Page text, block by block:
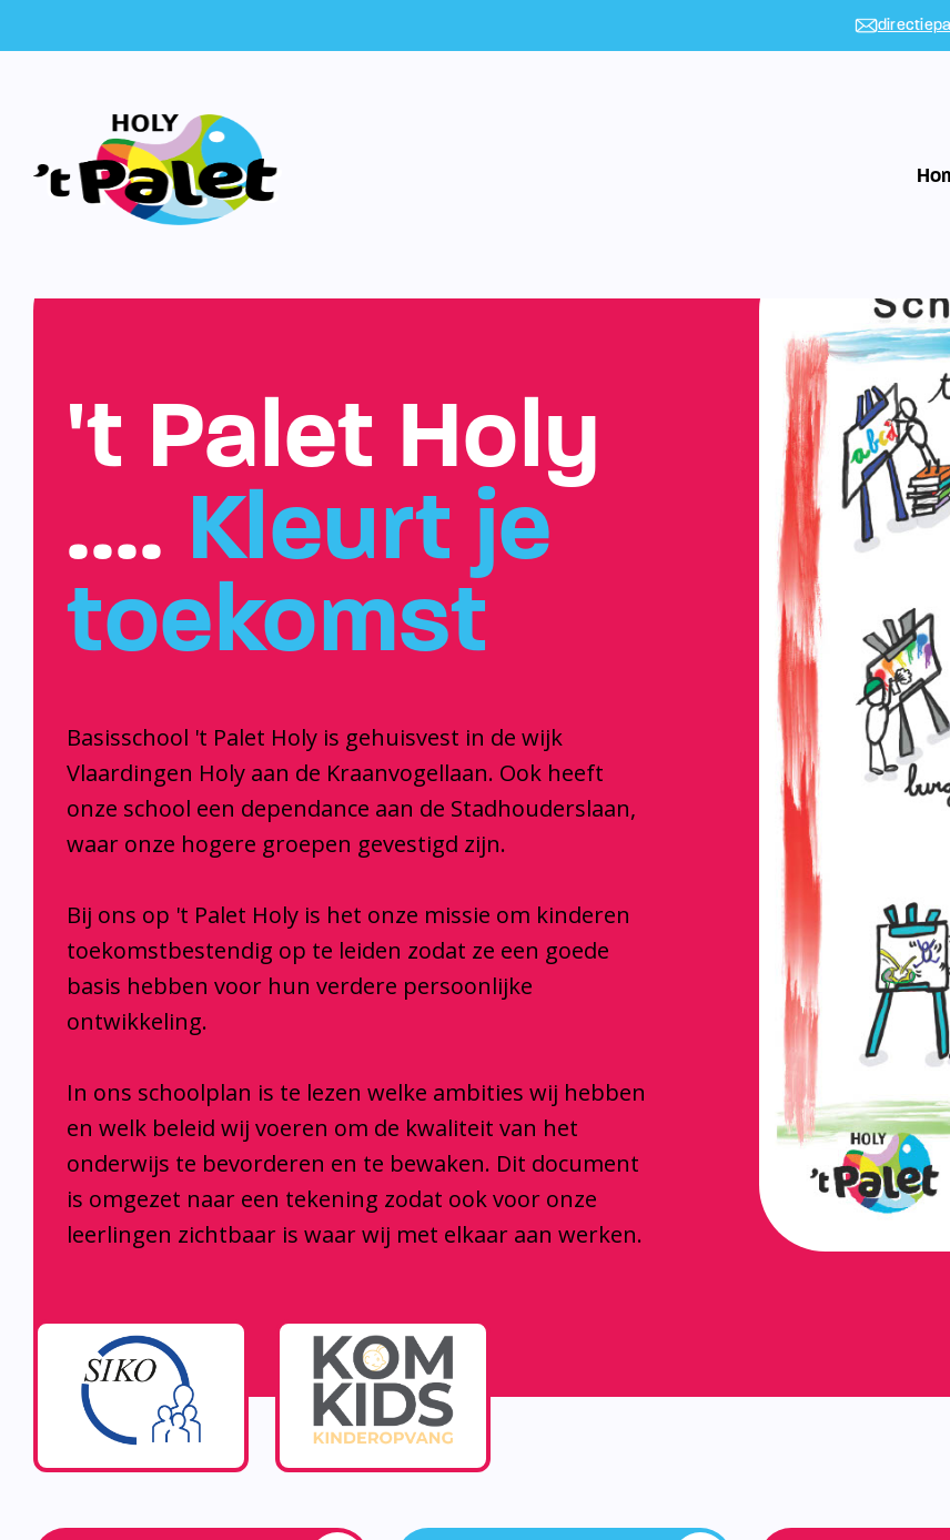
't Palet Holy
…. Kleurt je
toekomst
Basisschool 't Palet Holy is gehuisvest in de wijk
Vlaardingen Holy aan de Kraanvogellaan. Ook heeft
onze school een dependance aan de Stadhouderslaan,
waar onze hogere groepen gevestigd zijn.
Bij ons op 't Palet Holy is het onze missie om kinderen
toekomstbestendig op te leiden zodat ze een goede
basis hebben voor hun verdere persoonlijke
ontwikkeling.
In ons schoolplan is te lezen welke ambities wij hebben
en welk beleid wij voeren om de kwaliteit van het
onderwijs te bevorderen en te bewaken. Dit document
is omgezet naar een tekening zodat ook voor onze
leerlingen zichtbaar is waar wij met elkaar aan werken.